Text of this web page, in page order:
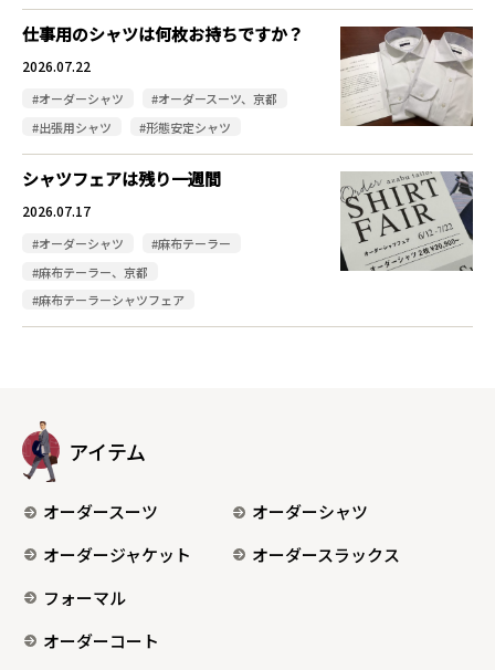
仕事用のシャツは何枚お持ちですか？
2026.07.22
#オーダーシャツ
#オーダースーツ、京都
#出張用シャツ
#形態安定シャツ
シャツフェアは残り一週間
2026.07.17
#オーダーシャツ
#麻布テーラー
#麻布テーラー、京都
#麻布テーラーシャツフェア
アイテム
オーダースーツ
オーダーシャツ
オーダージャケット
オーダースラックス
フォーマル
オーダーコート